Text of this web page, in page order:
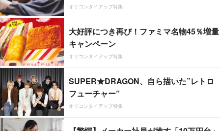
オリコンタイアップ特集
大好評につき再び！ファミマ名物45％増量
キャンペーン
オリコンタイアップ特集
SUPER★DRAGON、自ら描いた”レトロ
フューチャー”
オリコンタイアップ特集